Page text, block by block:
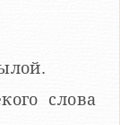
слова